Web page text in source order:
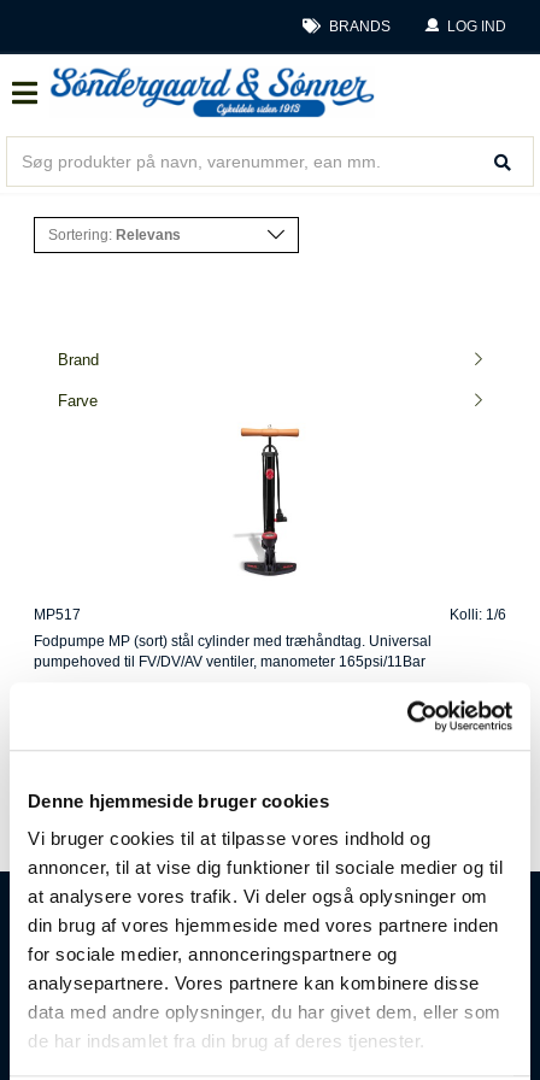
Denne hjemmeside bruger cookies
Vi bruger cookies til at tilpasse vores indhold og
annoncer, til at vise dig funktioner til sociale medier og til
at analysere vores trafik. Vi deler også oplysninger om
din brug af vores hjemmeside med vores partnere inden
for sociale medier, annonceringspartnere og
analysepartnere. Vores partnere kan kombinere disse
data med andre oplysninger, du har givet dem, eller som
de har indsamlet fra din brug af deres tjenester.
BRANDS LOG IND
Sortering: Relevans
Brand
Farve
MP517
Kolli: 1/6
Fodpumpe MP (sort) stål cylinder med træhåndtag. Universal
pumpehoved til FV/DV/AV ventiler, manometer 165psi/11Bar
Åbningstider
Mandag-Torsdag: 08:00-16:30
Fredag: 08:00-12:30
Lørdag & Søndag: Lukket